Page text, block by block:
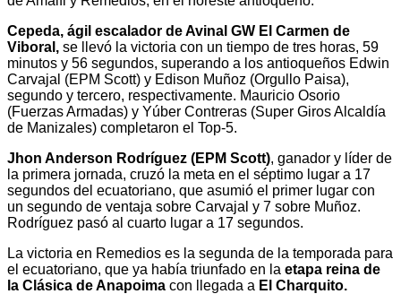
Cepeda, ágil escalador de Avinal GW El Carmen de
Viboral, se llevó la victoria con un tiempo de tres horas, 59
minutos y 56 segundos, superando a los antioqueños Edwin
Carvajal (EPM Scott) y Edison Muñoz (Orgullo Paisa),
segundo y tercero, respectivamente. Mauricio Osorio
(Fuerzas Armadas) y Yúber Contreras (Super Giros Alcaldía
de Manizales) completaron el Top-5.
Jhon Anderson Rodríguez (EPM Scott), ganador y líder de
la primera jornada, cruzó la meta en el séptimo lugar a 17
segundos del ecuatoriano, que asumió el primer lugar con
un segundo de ventaja sobre Carvajal y 7 sobre Muñoz.
Rodríguez pasó al cuarto lugar a 17 segundos.
La victoria en Remedios es la segunda de la temporada para
el ecuatoriano, que ya había triunfado en la etapa reina de
la Clásica de Anapoima con llegada a El Charquito.